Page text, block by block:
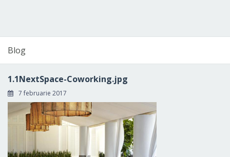
Blog
1.1NextSpace-Coworking.jpg
7 februarie 2017